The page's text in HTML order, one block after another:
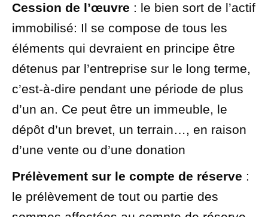
Cession de l’œuvre : le bien sort de l’actif
immobilisé: Il se compose de tous les
éléments qui devraient en principe être
détenus par l’entreprise sur le long terme,
c’est-à-dire pendant une période de plus
d’un an. Ce peut être un immeuble, le
dépôt d’un brevet, un terrain…, en raison
d’une vente ou d’une donation
Prélèvement sur le compte de réserve :
le prélèvement de tout ou partie des